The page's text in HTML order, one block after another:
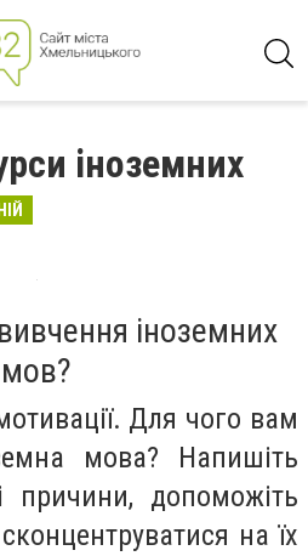
іноземних
іноземних
мов?
Для чого вам
мова? Напишіть
причини, допоможіть
на їх